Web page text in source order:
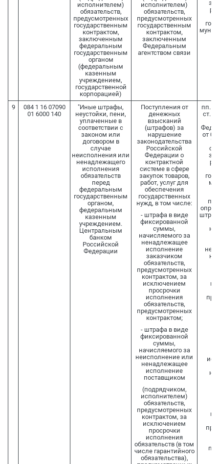
исполнителем)
обязательств,
предусмотренных
государственным
контрактом,
заключенным
федеральным
государственным
органом
(федеральным
казенным
учреждением,
государственной
корпорацией)
исполнителем)
обязательств,
предусмотренных
государственным
контрактом,
заключенным
Федеральным
агентством связи
9
084 1 16 07090
01 6000 140
"Иные штрафы,
неустойки, пени,
уплаченные в
соответствии с
законом или
договором в
случае
неисполнения или
ненадлежащего
исполнения
обязательств
перед
федеральным
государственным
органом,
федеральным
казенным
учреждением.
Центральным
банком
Российской
Федерации
Поступления от
денежных
взысканий
(штрафов) за
нарушение
законодательства
Российской
Федерации о
контрактной
системе в сфере
закупок товаров,
работ, услуг для
обеспечения
государственных
нужд, в том числе:
- штрафа в виде
фиксированной
суммы,
начисляемого за
ненадлежащее
исполнение
заказчиком
обязательств,
предусмотренных
контрактом, за
исключением
просрочки
исполнения
обязательств,
предусмотренных
контрактом;
- штрафа в виде
фиксированной
суммы,
начисляемого за
неисполнение или
ненадлежащее
исполнение
поставщиком
(подрядчиком,
исполнителем)
обязательств,
предусмотренных
контрактом, за
исключением
просрочки
исполнения
обязательств (в том
числе гарантийного
обязательства),
пп. 6
ст.
от
"О
п.